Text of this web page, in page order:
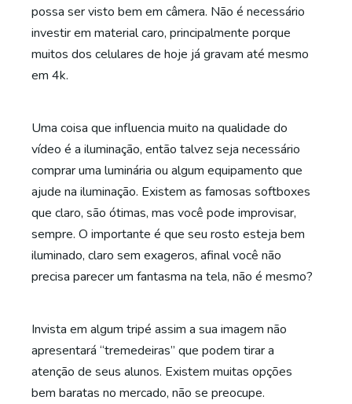
possa ser visto bem em câmera. Não é necessário
investir em material caro, principalmente porque
muitos dos celulares de hoje já gravam até mesmo
em 4k.
Uma coisa que influencia muito na qualidade do
vídeo é a iluminação, então talvez seja necessário
comprar uma luminária ou algum equipamento que
ajude na iluminação. Existem as famosas softboxes
que claro, são ótimas, mas você pode improvisar,
sempre. O importante é que seu rosto esteja bem
iluminado, claro sem exageros, afinal você não
precisa parecer um fantasma na tela, não é mesmo?
Invista em algum tripé assim a sua imagem não
apresentará “tremedeiras” que podem tirar a
atenção de seus alunos. Existem muitas opções
bem baratas no mercado, não se preocupe.